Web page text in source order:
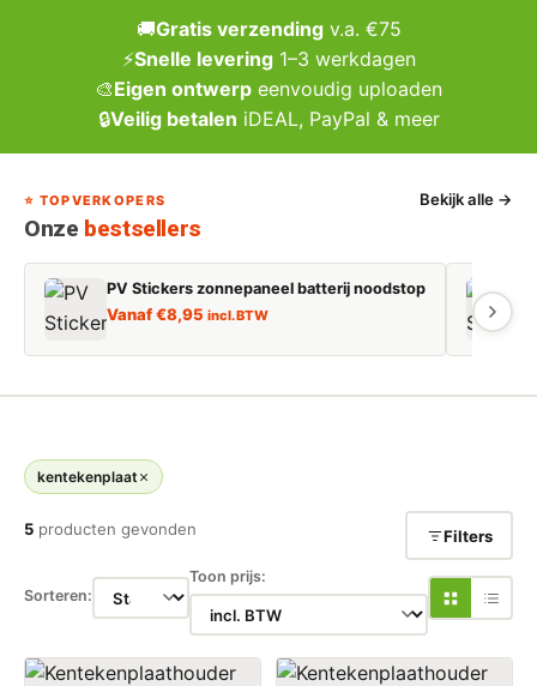
🚚Gratis verzendingv.a. €75
⚡Snelle levering1–3 werkdagen
🎨Eigen ontwerp eenvoudig uploaden
🔒Veilig betalen iDEAL, PayPal & meer
⭐ TOPVERKOPERS
Onze bestsellers
Bekijk alle →
PV Stickers zonnepaneel batterij noodstop
Vanaf€8,95 incl. BTW
kentekenplaat
5 producten gevonden Filters
Sorteren:
Toon prijs: